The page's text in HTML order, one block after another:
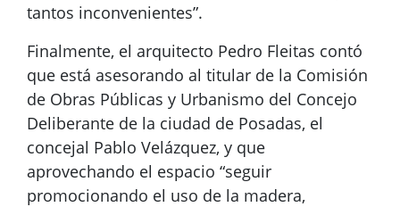
tantos inconvenientes”.
Finalmente, el arquitecto Pedro Fleitas contó
que está asesorando al titular de la Comisión
de Obras Públicas y Urbanismo del Concejo
Deliberante de la ciudad de Posadas, el
concejal Pablo Velázquez, y que
aprovechando el espacio “seguir
promocionando el uso de la madera,